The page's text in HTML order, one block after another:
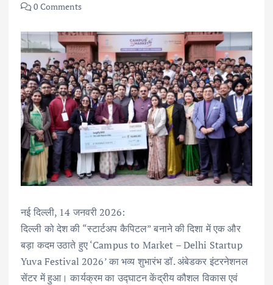
0 Comments
नई दिल्ली, 14 जनवरी 2026:
दिल्ली को देश की “स्टार्टअप कैपिटल” बनाने की दिशा में एक और
बड़ा कदम उठाते हुए ‘Campus to Market – Delhi Startup
Yuva Festival 2026’ का भव्य शुभारंभ डॉ. अंबेडकर इंटरनेशनल
सेंटर में हुआ। कार्यक्रम का उद्घाटन केंद्रीय कौशल विकास एवं